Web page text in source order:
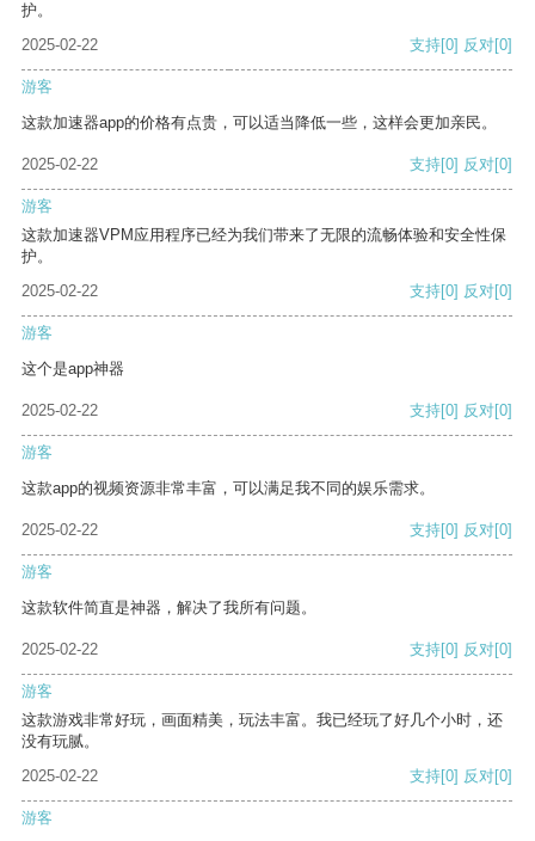
护。
2025-02-22
支持[0] 反对[0]
游客
这款加速器app的价格有点贵，可以适当降低一些，这样会更加亲民。
2025-02-22 支持[0] 反对[0]
游客
这款加速器VPM应用程序已经为我们带来了无限的流畅体验和安全性保
护。
2025-02-22
支持[0] 反对[0]
游客
这个是app神器
2025-02-22 支持[0] 反对[0]
游客
这款app的视频资源非常丰富，可以满足我不同的娱乐需求。
2025-02-22 支持[0] 反对[0]
游客
这款软件简直是神器，解决了我所有问题。
2025-02-22 支持[0] 反对[0]
游客
这款游戏非常好玩，画面精美，玩法丰富。我已经玩了好几个小时，还
没有玩腻。
2025-02-22
支持[0] 反对[0]
游客